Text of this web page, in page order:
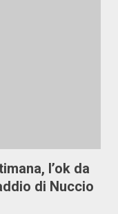
l’ok da
di Nuccio